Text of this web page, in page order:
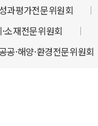
성과평가전문위원회
소재전문위원회
공·해양·환경전문위원회